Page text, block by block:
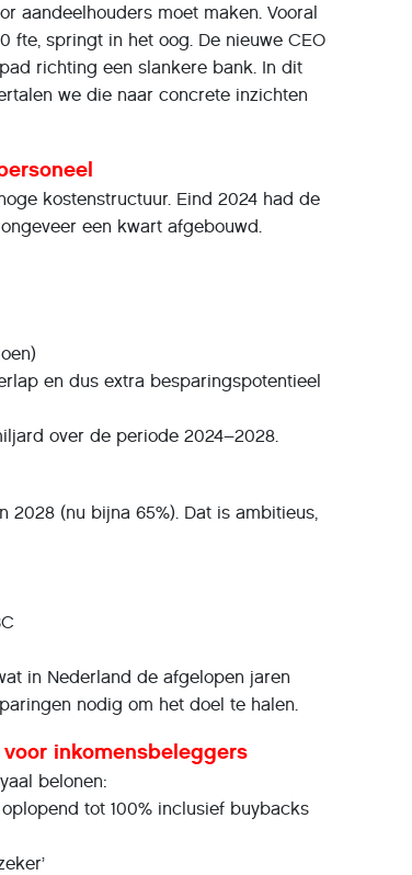
aandeelhouders moet maken. Vooral
fte, springt in het oog. De nieuwe CEO
richting een slankere bank. In dit
we die naar concrete inzichten
kostenstructuur. Eind 2024 had de
een kwart afgebouwd.
en dus extra besparingspotentieel
over de periode 2024–2028.
2028 (nu bijna 65%). Dat is ambitieus,
in Nederland de afgelopen jaren
nodig om het doel te halen.
inkomensbeleggers
belonen:
tot 100% inclusief buybacks